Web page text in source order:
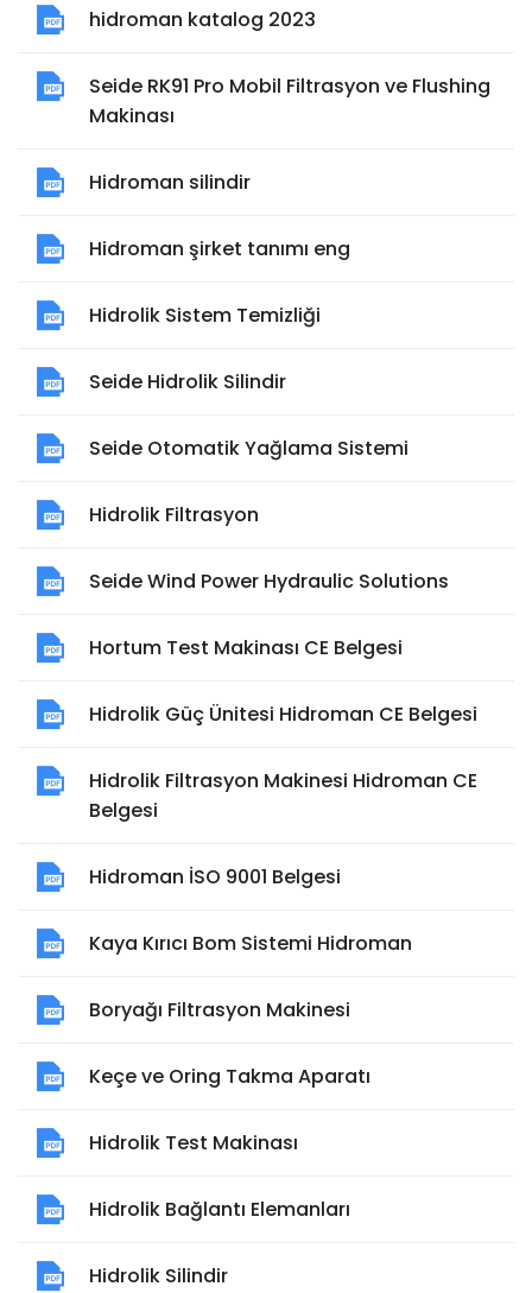
hidroman katalog 2023
Seide RK91 Pro Mobil Filtrasyon ve Flushing
Makinası
Hidroman silindir
Hidroman şirket tanımı eng
Hidrolik Sistem Temizliği
Seide Hidrolik Silindir
Seide Otomatik Yağlama Sistemi
Hidrolik Filtrasyon
Seide Wind Power Hydraulic Solutions
Hortum Test Makinası CE Belgesi
Hidrolik Güç Ünitesi Hidroman CE Belgesi
Hidrolik Filtrasyon Makinesi Hidroman CE
Belgesi
Hidroman İSO 9001 Belgesi
Kaya Kırıcı Bom Sistemi Hidroman
Boryağı Filtrasyon Makinesi
Keçe ve Oring Takma Aparatı
Hidrolik Test Makinası
Hidrolik Bağlantı Elemanları
Hidrolik Silindir